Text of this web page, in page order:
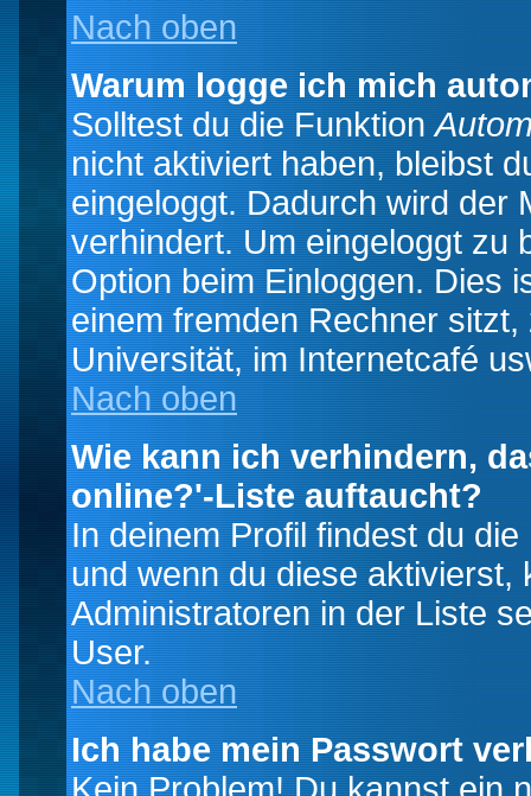
Nach oben
Warum logge ich mich
Solltest du die Funktion
nicht aktiviert haben, bleibst
eingeloggt. Dadurch wird der
verhindert. Um eingeloggt zu
Option beim Einloggen. Dies
einem fremden Rechner
Universität, im Internetcafé
Nach oben
Wie kann ich verhindern,
online?'-Liste auftaucht?
In deinem Profil findest du
und wenn du diese aktivierst,
Administratoren in der Liste
User.
Nach oben
Ich habe mein Passwort